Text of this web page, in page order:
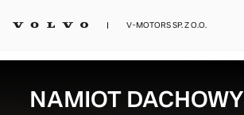
V-MOTORS SP. Z O.O.
NAMIOT DACHOWY